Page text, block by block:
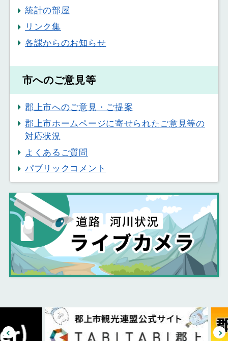
統計の部屋
リンク集
各課からのお知らせ
市へのご意見等
郡上市へのご意見・ご提案
郡上市ホームページに寄せられたご意見等の
対応状況
よくあるご質問
パブリックコメント